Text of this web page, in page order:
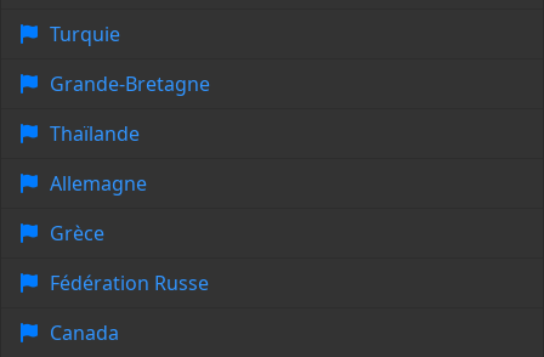
Turquie
Grande-Bretagne
Thaïlande
Allemagne
Grèce
Fédération Russe
Canada